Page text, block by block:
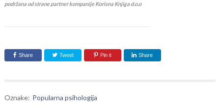
podržana od strane partner kompanije Korisna Knjiga d.o.o
Share Tweet Pin it Share
Oznake: Popularna psihologija